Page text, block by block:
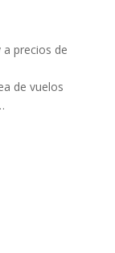
a precios de
de vuelos